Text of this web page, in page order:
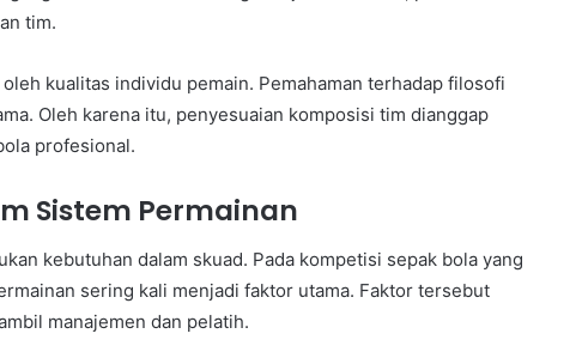
tim.
kualitas individu pemain. Pemahaman terhadap filosofi
Oleh karena itu, penyesuaian komposisi tim dianggap
profesional.
Sistem Permainan
kebutuhan dalam skuad. Pada kompetisi sepak bola yang
sering kali menjadi faktor utama. Faktor tersebut
manajemen dan pelatih.